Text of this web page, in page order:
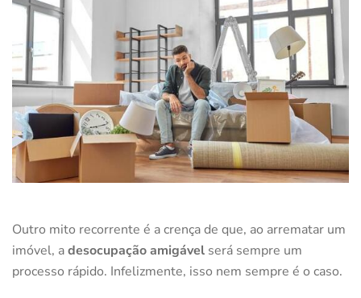
Outro mito recorrente é a crença de que, ao arrematar um
imóvel, adesocupação amigável será sempre um
processo rápido. Infelizmente, isso nem sempre é o caso.